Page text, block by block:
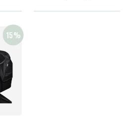
uinti
yhteyttä osoitteessa